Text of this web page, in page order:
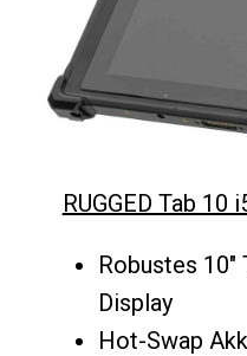
RUGGED Tab 10
Robustes 10"
Display
Hot-Swap